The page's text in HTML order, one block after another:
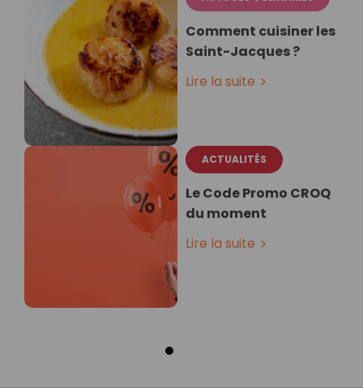
Comment cuisiner les
Saint-Jacques ?
Lire la suite
ACTUALITÉS
Le Code Promo CROQ
du moment
Lire la suite